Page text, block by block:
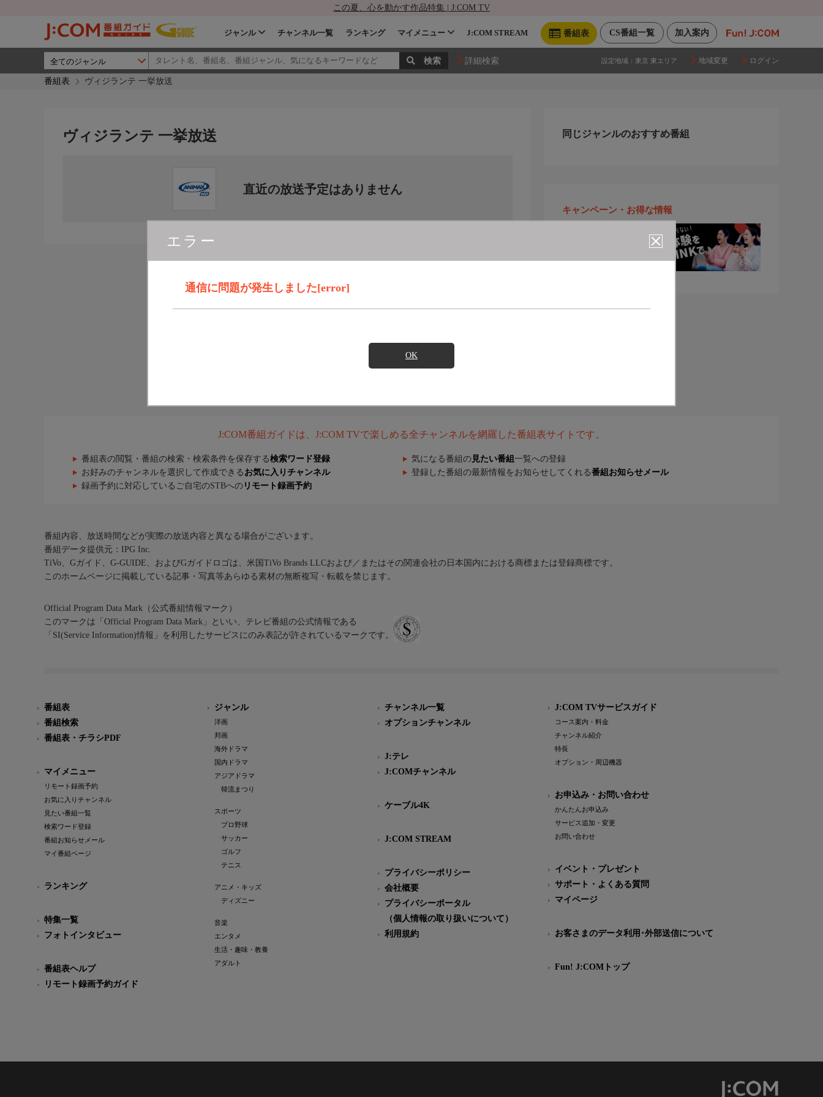
この夏、心を動かす作品特集 | J:COM TV
加入案内
CS番組一覧
番組表
ジャンル チャンネル一覧 ランキング マイメニュー J:COM STREAM
詳細検索 設定地域： 東京 東エリア 地域変更 ログイン
番組表 ヴィジランテ 一挙放送
エラー
通信に問題が発生しました[error]
OK
ヴィジランテ 一挙放送
直近の放送予定はありません
同じジャンルのおすすめ番組
キャンペーン・お得な情報
J:COM番組ガイドは、J:COM TVで楽しめる全チャンネルを網羅した番組表サイトです。
番組表の閲覧・番組の検索・検索条件を保存する検索ワード登録 気になる番組の 見たい番組 一覧への登録
お好みのチャンネルを選択して作成できる お気に入りチャンネル 登録した番組の最新情報をお知らせしてくれる番組お知らせメール
録画予約に対応しているご自宅のSTBへの リモート録画予約
番組内容、放送時間などが実際の放送内容と異なる場合がございます。
番組データ提供元：IPG Inc.
TiVo、Gガイド、G-GUIDE、およびGガイドロゴは、米国TiVo Brands LLCおよび／またはその関連会社の日本国内における商標または登録商標です。
このホームページに掲載している記事・写真等あらゆる素材の無断複写・転載を禁じます。
Official Program Data Mark（公式番組情報マーク）
このマークは「Official Program Data Mark」といい、テレビ番組の公式情報である
「SI(Service Information)情報」を利用したサービスにのみ表記が許されているマークです。
番組表
番組検索
番組表・チラシPDF
マイメニュー
リモート録画予約
お気に入りチャンネル
見たい番組一覧
検索ワード登録
番組お知らせメール
マイ番組ページ
ランキング
特集一覧
フォトインタビュー
番組表ヘルプ
リモート録画予約ガイド
ジャンル
洋画
邦画
海外ドラマ
国内ドラマ
アジアドラマ
韓流まつり
スポーツ
プロ野球
サッカー
ゴルフ
テニス
アニメ・キッズ
ディズニー
音楽
エンタメ
生活・趣味・教養
アダルト
チャンネル一覧
オプションチャンネル
J:テレ
J:COMチャンネル
ケーブル4K
J:COM STREAM
プライバシーポリシー
会社概要
プライバシーポータル
（個人情報の取り扱いについて）
利用規約
J:COM TVサービスガイド
コース案内・料金
チャンネル紹介
特長
オプション・周辺機器
お申込み・お問い合わせ
かんたんお申込み
サービス追加・変更
お問い合わせ
イベント・プレゼント
サポート・よくある質問
マイページ
お客さまのデータ利用･外部送信について
Fun! J:COMトップ